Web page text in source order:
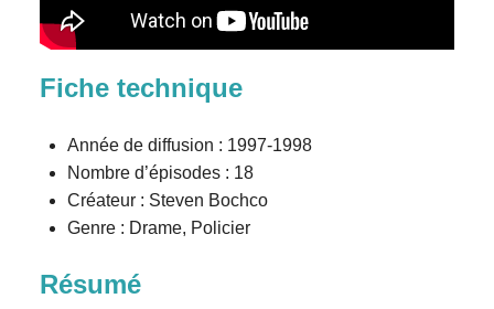
Fiche technique
Année de diffusion : 1997-1998
Nombre d’épisodes : 18
Créateur : Steven Bochco
Genre : Drame, Policier
Résumé